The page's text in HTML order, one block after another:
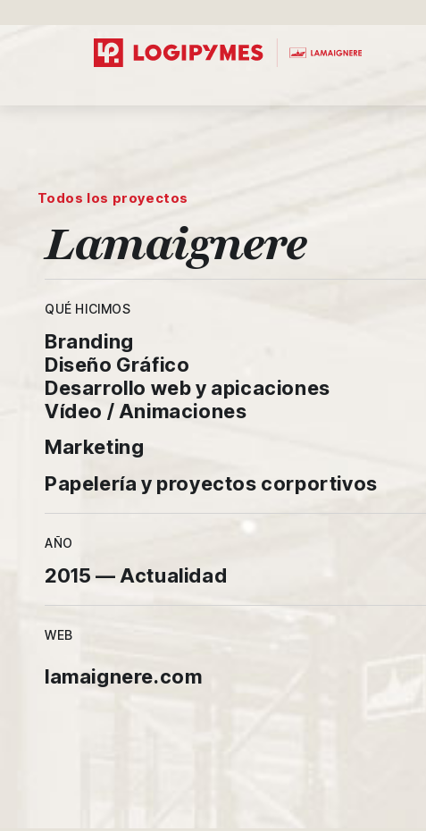
Todos los proyectos
Lamaignere
QUÉ HICIMOS
Branding
Diseño Gráfico
Desarrollo web y apicaciones
Vídeo / Animaciones
Marketing
Papelería y proyectos corportivos
AÑO
2015 — Actualidad
WEB
lamaignere.com